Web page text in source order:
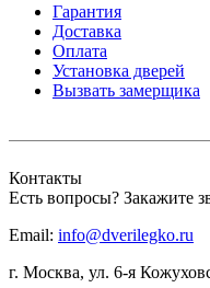
Гарантия
Доставка
Оплата
Установка дверей
Вызвать замерщика
Контакты
Есть вопросы? Закажите
Email: info@dverilegko.ru
г. Москва, ул. 6-я